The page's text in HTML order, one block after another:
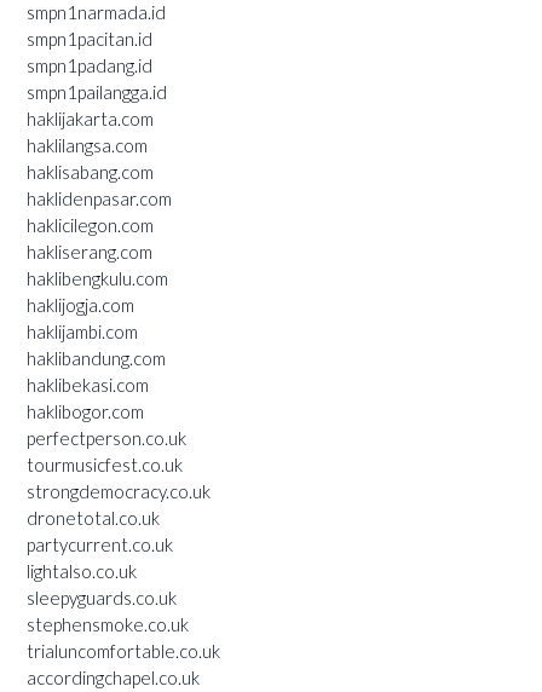
smpn1narmada.id
smpn1pacitan.id
smpn1padang.id
smpn1pailangga.id
haklijakarta.com
haklilangsa.com
haklisabang.com
haklidenpasar.com
haklicilegon.com
hakliserang.com
haklibengkulu.com
haklijogja.com
haklijambi.com
haklibandung.com
haklibekasi.com
haklibogor.com
perfectperson.co.uk
tourmusicfest.co.uk
strongdemocracy.co.uk
dronetotal.co.uk
partycurrent.co.uk
lightalso.co.uk
sleepyguards.co.uk
stephensmoke.co.uk
trialuncomfortable.co.uk
accordingchapel.co.uk